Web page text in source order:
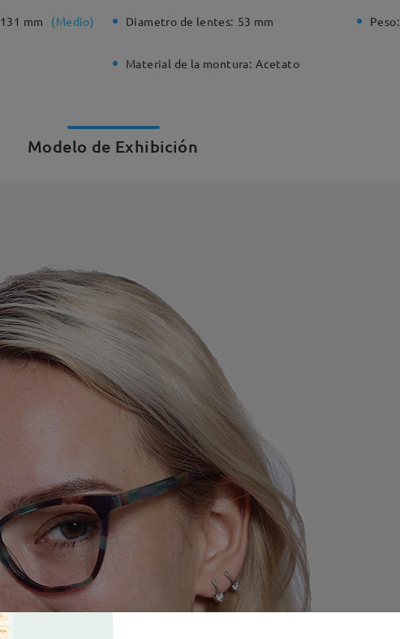
131 mm (Medio) Diametro de lentes: 53 mm Peso:
Material de la montura: Acetato
Modelo de Exhibición